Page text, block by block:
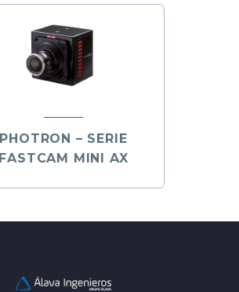
PHOTRON – SERIE
FASTCAM MINI AX